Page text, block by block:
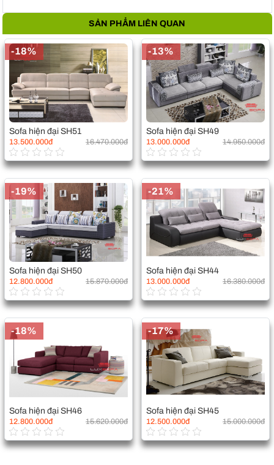
SẢN PHẨM LIÊN QUAN
Sofa hiện đại SH51
13.500.000đ 16.470.000đ
-18%
Sofa hiện đại SH49
13.000.000đ 14.950.000đ
-13%
Sofa hiện đại SH50
12.800.000đ 15.870.000đ
-19%
Sofa hiện đại SH44
13.000.000đ 16.380.000đ
-21%
Sofa hiện đại SH46
12.800.000đ 15.620.000đ
-18%
Sofa hiện đại SH45
12.500.000đ 15.000.000đ
-17%